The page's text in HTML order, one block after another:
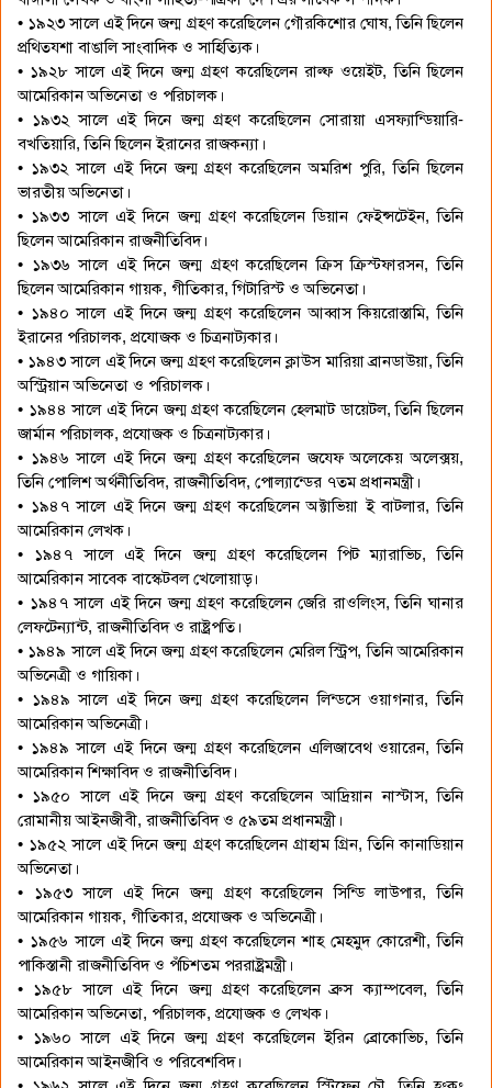
• ১৯২৩ সালে এই দিনে জন্ম গ্রহণ করেছিলেন গৌরকিশোর ঘোষ, তিনি ছিলেন
প্রথিতযশা বাঙালি সাংবাদিক ও সাহিত্যিক।
• ১৯২৮ সালে এই দিনে জন্ম গ্রহণ করেছিলেন রাল্ফ ওয়েইট, তিনি ছিলেন
আমেরিকান অভিনেতা ও পরিচালক।
• ১৯৩২ সালে এই দিনে জন্ম গ্রহণ করেছিলেন সোরায়া এসফ্যান্ডিয়ারি-
বখতিয়ারি, তিনি ছিলেন ইরানের রাজকন্যা।
• ১৯৩২ সালে এই দিনে জন্ম গ্রহণ করেছিলেন অমরিশ পুরি, তিনি ছিলেন
ভারতীয় অভিনেতা।
• ১৯৩৩ সালে এই দিনে জন্ম গ্রহণ করেছিলেন ডিয়ান ফেইন্সটেইন, তিনি
ছিলেন আমেরিকান রাজনীতিবিদ।
• ১৯৩৬ সালে এই দিনে জন্ম গ্রহণ করেছিলেন ক্রিস ক্রিস্টফারসন, তিনি
ছিলেন আমেরিকান গায়ক, গীতিকার, গিটারিস্ট ও অভিনেতা।
• ১৯৪০ সালে এই দিনে জন্ম গ্রহণ করেছিলেন আব্বাস কিয়রোস্তামি, তিনি
ইরানের পরিচালক, প্রযোজক ও চিত্রনাট্যকার।
• ১৯৪৩ সালে এই দিনে জন্ম গ্রহণ করেছিলেন ক্লাউস মারিয়া ব্রানডাউয়া, তিনি
অস্ট্রিয়ান অভিনেতা ও পরিচালক।
• ১৯৪৪ সালে এই দিনে জন্ম গ্রহণ করেছিলেন হেলমাট ডায়েটল, তিনি ছিলেন
জার্মান পরিচালক, প্রযোজক ও চিত্রনাট্যকার।
• ১৯৪৬ সালে এই দিনে জন্ম গ্রহণ করেছিলেন জযেফ অলেকেয় অলেক্সয়,
তিনি পোলিশ অর্থনীতিবিদ, রাজনীতিবিদ, পোল্যান্ডের ৭তম প্রধানমন্ত্রী।
• ১৯৪৭ সালে এই দিনে জন্ম গ্রহণ করেছিলেন অক্টাভিয়া ই বাটলার, তিনি
আমেরিকান লেখক।
• ১৯৪৭ সালে এই দিনে জন্ম গ্রহণ করেছিলেন পিট ম্যারাভিচ, তিনি
আমেরিকান সাবেক বাস্কেটবল খেলোয়াড়।
• ১৯৪৭ সালে এই দিনে জন্ম গ্রহণ করেছিলেন জেরি রাওলিংস, তিনি ঘানার
লেফটেন্যান্ট, রাজনীতিবিদ ও রাষ্ট্রপতি।
• ১৯৪৯ সালে এই দিনে জন্ম গ্রহণ করেছিলেন মেরিল স্ট্রিপ, তিনি আমেরিকান
অভিনেত্রী ও গায়িকা।
• ১৯৪৯ সালে এই দিনে জন্ম গ্রহণ করেছিলেন লিন্ডসে ওয়াগনার, তিনি
আমেরিকান অভিনেত্রী।
• ১৯৪৯ সালে এই দিনে জন্ম গ্রহণ করেছিলেন এলিজাবেথ ওয়ারেন, তিনি
আমেরিকান শিক্ষাবিদ ও রাজনীতিবিদ।
• ১৯৫০ সালে এই দিনে জন্ম গ্রহণ করেছিলেন আদ্রিয়ান নাস্টাস, তিনি
রোমানীয় আইনজীবী, রাজনীতিবিদ ও ৫৯তম প্রধানমন্ত্রী।
• ১৯৫২ সালে এই দিনে জন্ম গ্রহণ করেছিলেন গ্রাহাম গ্রিন, তিনি কানাডিয়ান
অভিনেতা।
• ১৯৫৩ সালে এই দিনে জন্ম গ্রহণ করেছিলেন সিন্ডি লাউপার, তিনি
আমেরিকান গায়ক, গীতিকার, প্রযোজক ও অভিনেত্রী।
• ১৯৫৬ সালে এই দিনে জন্ম গ্রহণ করেছিলেন শাহ মেহমুদ কোরেশী, তিনি
পাকিস্তানী রাজনীতিবিদ ও পঁচিশতম পররাষ্ট্রমন্ত্রী।
• ১৯৫৮ সালে এই দিনে জন্ম গ্রহণ করেছিলেন ব্রুস ক্যাম্পবেল, তিনি
আমেরিকান অভিনেতা, পরিচালক, প্রযোজক ও লেখক।
• ১৯৬০ সালে এই দিনে জন্ম গ্রহণ করেছিলেন ইরিন ব্রোকোভিচ, তিনি
আমেরিকান আইনজীবি ও পরিবেশবিদ।